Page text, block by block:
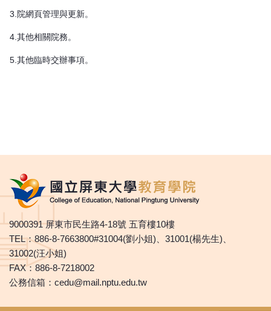
3.院網頁管理與更新。
4.其他相關院務。
5.其他臨時交辦事項。
9000391 屏東市民生路4-18號 五育樓10樓
TEL：886-8-7663800#31004(劉小姐)、31001(楊先生)、
31002(汪小姐)
FAX：886-8-7218002
公務信箱：cedu@mail.nptu.edu.tw